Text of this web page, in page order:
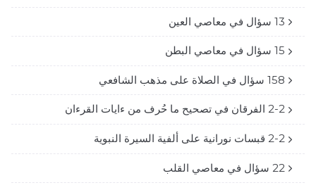
13 سؤال في معاصي العين
15 سؤال في معاصي البطن
158 سؤال في الصلاة على مذهب الشافعي
2-2 الفرقان في تصحيح ما حُرف من ءايات القرءان
2-2 قبسات نورانية على ألفية السيرة النبوية
22 سؤال في معاصي القلب